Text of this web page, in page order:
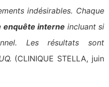
indésirables. Chaque
enquête interne incluant si
Les résultats sont
(CLINIQUE STELLA, juin